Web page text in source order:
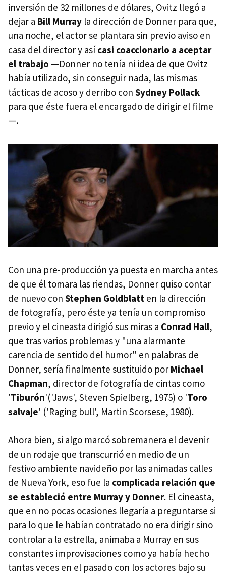
inversión de 32 millones de dólares, Ovitz llegó a
dejar a Bill Murray la dirección de Donner para que,
una noche, el actor se plantara sin previo aviso en
casa del director y asícasi coaccionarlo a aceptar
el trabajo —Donner no tenía ni idea de que Ovitz
había utilizado, sin conseguir nada, las mismas
tácticas de acoso y derribo con Sydney Pollack
para que éste fuera el encargado de dirigir el filme
—.
Con una pre-producción ya puesta en marcha antes
de que él tomara las riendas, Donner quiso contar
de nuevo con Stephen Goldblatt en la dirección
de fotografía, pero éste ya tenía un compromiso
previo y el cineasta dirigió sus miras a Conrad Hall,
que tras varios problemas y "una alarmante
carencia de sentido del humor" en palabras de
Donner, sería finalmente sustituido por Michael
Chapman, director de fotografía de cintas como
'Tiburón'('Jaws', Steven Spielberg, 1975) o 'Toro
salvaje' ('Raging bull', Martin Scorsese, 1980).
Ahora bien, si algo marcó sobremanera el devenir
de un rodaje que transcurrió en medio de un
festivo ambiente navideño por las animadas calles
de Nueva York, eso fue la complicada relación que
se estableció entre Murray y Donner. El cineasta,
que en no pocas ocasiones llegaría a preguntarse si
para lo que le habían contratado no era dirigir sino
controlar a la estrella, animaba a Murray en sus
constantes improvisaciones como ya había hecho
tantas veces en el pasado con los actores bajo su